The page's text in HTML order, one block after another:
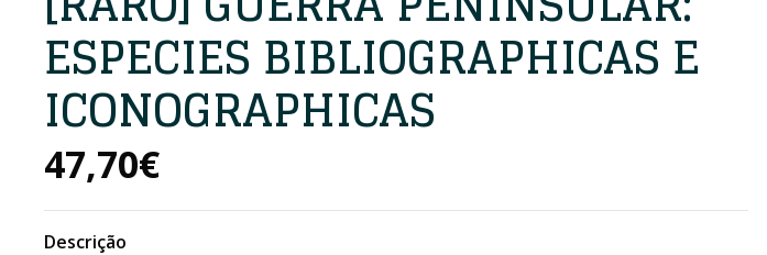
ESPECIES BIBLIOGRAPHICAS E
ICONOGRAPHICAS
47,70€
Descrição